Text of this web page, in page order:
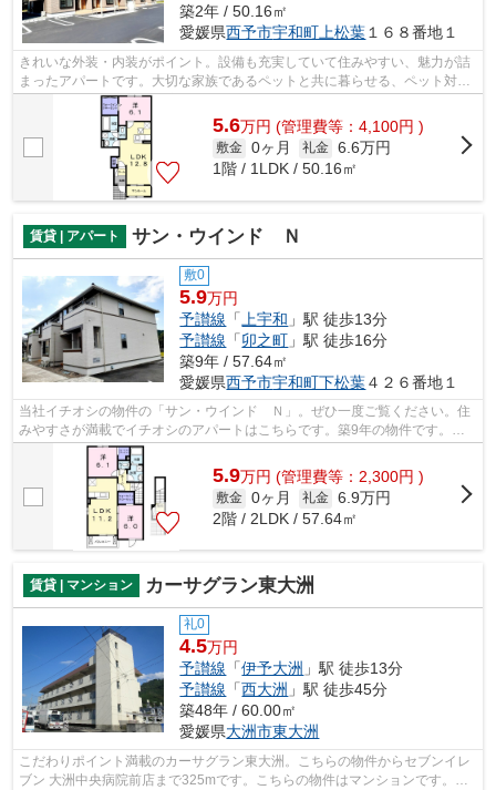
築2年 / 50.16㎡
愛媛県西予市宇和町上松葉 １６８番地１
きれいな外装・内装がポイント。設備も充実していて住みやすい、魅力が詰
まったアパートです。大切な家族であるペットと共に暮らせる、ペット対応
物件です。西予市は住環境が整ってお...
5.6万円 (管理費等：4,100円 )
敷金 0ヶ月 礼金 6.6万円
1階 / 1LDK / 50.16㎡
賃貸 | アパート サン・ウインド Ｎ
敷0
5.9万円
予讃線 「 上宇和 」駅 徒歩13分
予讃線 「卯之町 」駅 徒歩16分
築9年 / 57.64㎡
愛媛県西予市宇和町下松葉４２６番地１
当社イチオシの物件の「サン・ウインド Ｎ」。ぜひ一度ご覧ください。住
みやすさが満載でイチオシのアパートはこちらです。築9年の物件です。か
わいいペットと一緒に生活を送れるペッ...
5.9万円 (管理費等：2,300円 )
敷金 0ヶ月 礼金 6.9万円
2階 / 2LDK / 57.64㎡
賃貸 | マンション カーサグラン東大洲
礼0
4.5万円
予讃線 「伊予大洲 」駅 徒歩13分
予讃線 「西大洲 」駅 徒歩45分
築48年 / 60.00㎡
愛媛県大洲市東大洲
こだわりポイント満載のカーサグラン東大洲。こちらの物件からセブンイレ
ブン 大洲中央病院前店まで325mです。こちらの物件はマンションです。